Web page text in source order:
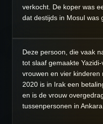
verkocht. De koper was
dat destijds in Mosul was
Deze persoon, die vaak
tot slaaf gemaakte
vrouwen en vier kinderen
2020 is in Irak een
en is de vrouw
tussenpersonen in